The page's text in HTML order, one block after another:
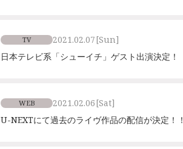
TV 2021.02.07[Sun]
日本テレビ系「シューイチ」ゲスト出演決定！
WEB 2021.02.06[Sat]
U-NEXTにて過去のライヴ作品の配信が決定！！